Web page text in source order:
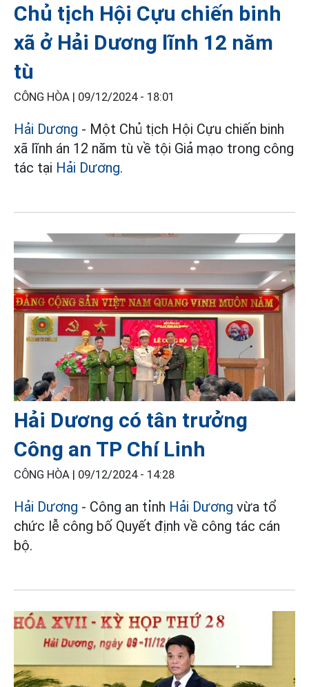
Chủ tịch Hội Cựu chiến binh
xã ở Hải Dương lĩnh 12 năm
tù
CÔNG HÒA | 09/12/2024 - 18:01
Hải Dương - Một Chủ tịch Hội Cựu chiến binh
xã lĩnh án 12 năm tù về tội Giả mạo trong công
tác tại Hải Dương.
Hải Dương có tân trưởng
Công an TP Chí Linh
CÔNG HÒA | 09/12/2024 - 14:28
Hải Dương - Công an tỉnh Hải Dương vừa tổ
chức lễ công bố Quyết định về công tác cán
bộ.